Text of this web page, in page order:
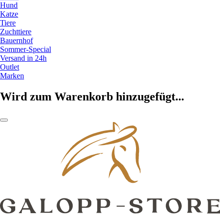
Hund
Katze
Tiere
Zuchttiere
Bauernhof
Sommer-Special
Versand in 24h
Outlet
Marken
Wird zum Warenkorb hinzugefügt...